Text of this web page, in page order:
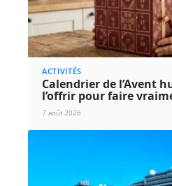
ACTIVITÉS
Calendrier de l’Avent
l’offrir pour faire
7 août 2026